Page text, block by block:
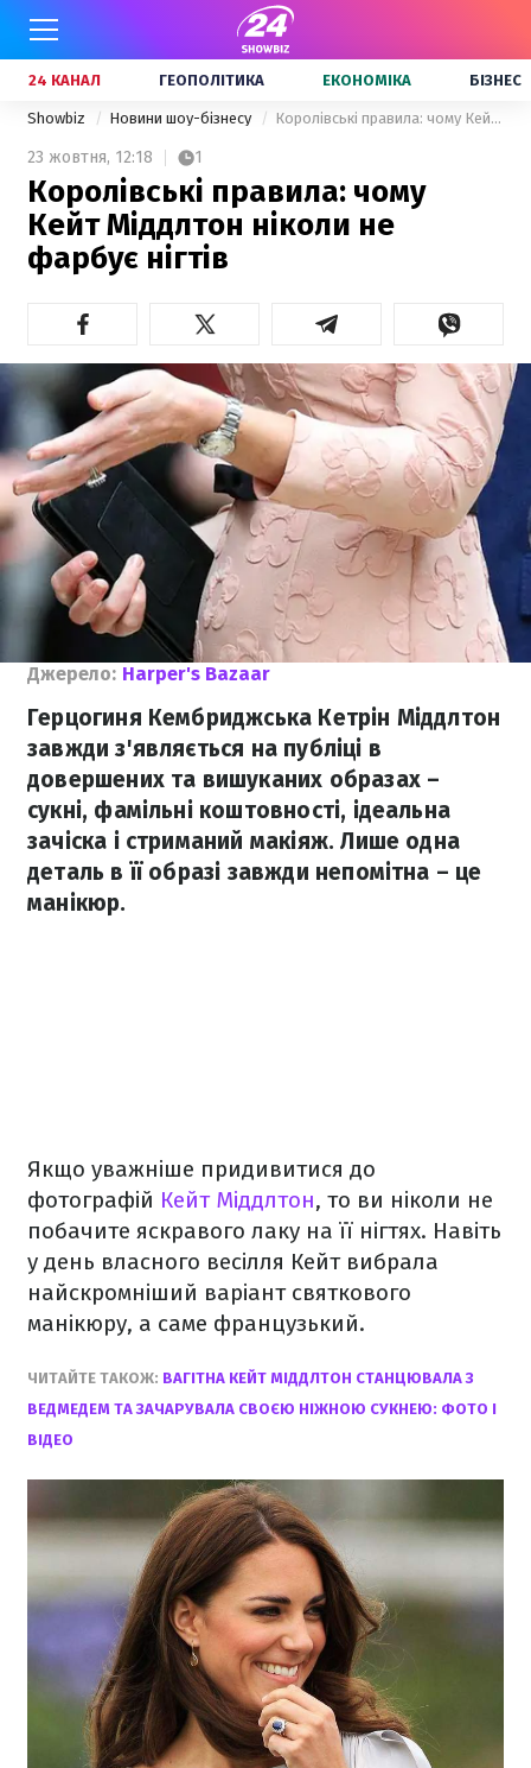
24 КАНАЛ ГЕОПОЛІТИКА ЕКОНОМІКА БІЗНЕС
Showbiz Новини шоу-бізнесу Королівські правила: чому Кейт Міддлтон ніколи не фарбує нігтів
23 жовтня, 12:18 1
Королівські правила: чому
Кейт Міддлтон ніколи не
фарбує нігтів
Джерело: Harper's Bazaar
Герцогиня Кембриджська Кетрін Міддлтон
завжди з'являється на публіці в
довершених та вишуканих образах –
сукні, фамільні коштовності, ідеальна
зачіска і стриманий макіяж. Лише одна
деталь в її образі завжди непомітна – це
манікюр.
Якщо уважніше придивитися до
фотографій Кейт Міддлтон, то ви ніколи не
побачите яскравого лаку на її нігтях. Навіть
у день власного весілля Кейт вибрала
найскромніший варіант святкового
манікюру, а саме французький.
ЧИТАЙТЕ ТАКОЖ: ВАГІТНА КЕЙТ МІДДЛТОН СТАНЦЮВАЛА З
ВЕДМЕДЕМ ТА ЗАЧАРУВАЛА СВОЄЮ НІЖНОЮ СУКНЕЮ: ФОТО І
ВІДЕО